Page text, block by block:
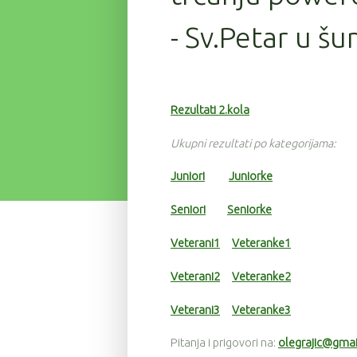
- Sv.Petar u
Rezultati 2.kola
Ukupni rezultati po kategorijama:
Juniori Juniorke
Seniori Seniorke
Veterani1 Veteranke1
Veterani2 Veteranke2
Veterani3 Veteranke3
Pitanja i prigovori na: